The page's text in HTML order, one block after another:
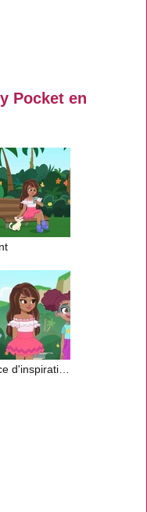
Pocket en